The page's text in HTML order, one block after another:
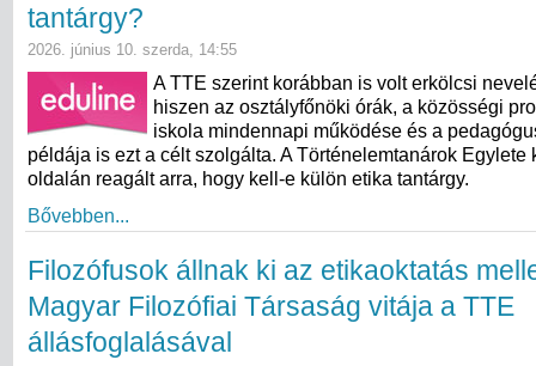
tantárgy?
2026. június 10. szerda, 14:55
A TTE szerint korábban is volt erkölcsi
hiszen az osztályfőnöki órák, a közösségi
iskola mindennapi működése és a
példája is ezt a célt szolgálta. A Történelemtanárok Egylete
oldalán reagált arra, hogy kell-e külön etika tantárgy.
Bővebben...
Filozófusok állnak ki az etikaoktatás
Magyar Filozófiai Társaság vitája a TTE
állásfoglalásával